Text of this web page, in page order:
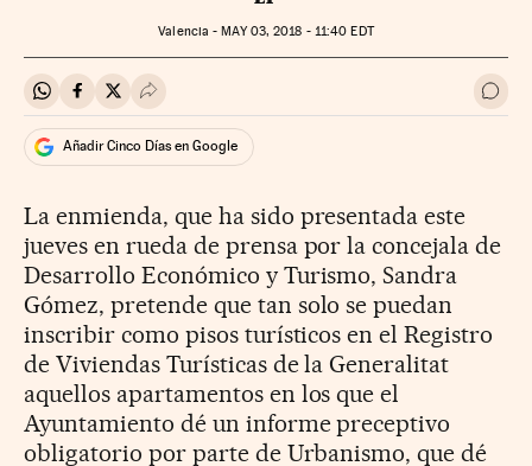
Valencia -MAY03, 2018 - 11:40 EDT
Compartir en Whatsapp
Compartir en Facebook
Compartir en Twitter
Desplegar Redes Sociales Ir a
Añadir Cinco Días en Google
La enmienda, que ha sido presentada este
jueves en rueda de prensa por la concejala de
Desarrollo Económico y Turismo, Sandra
Gómez, pretende que tan solo se puedan
inscribir como pisos turísticos en el Registro
de Viviendas Turísticas de la Generalitat
aquellos apartamentos en los que el
Ayuntamiento dé un informe preceptivo
obligatorio por parte de Urbanismo, que dé